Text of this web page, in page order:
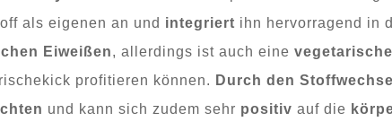
als eigenen an und integriert ihn hervorragend in
Eiweißen, allerdings ist auch eine
profitieren können. Durch den Stoffwechsel
und kann sich zudem sehr positiv auf die